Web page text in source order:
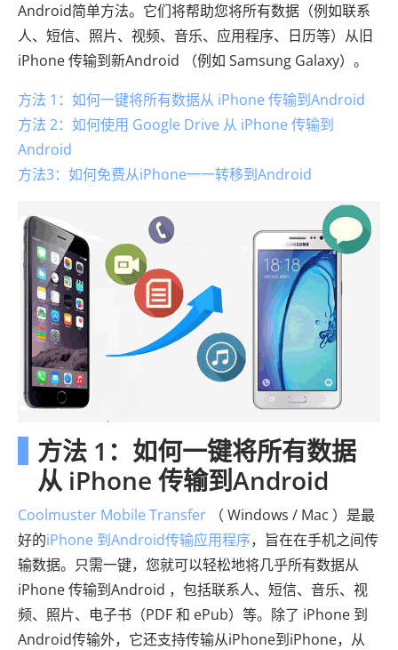
Android简单方法。它们将帮助您将所有数据（例如联系
人、短信、照片、视频、音乐、应用程序、日历等）从旧
iPhone 传输到新Android （例如 Samsung Galaxy）。
方法 1：如何一键将所有数据从 iPhone 传输到Android
方法 2：如何使用 Google Drive 从 iPhone 传输到
Android
方法3：如何免费从iPhone一一转移到Android
方法 1：如何一键将所有数据
从 iPhone 传输到Android
Coolmuster Mobile Transfer （ Windows / Mac ）是最
好的iPhone 到Android传输应用程序，旨在在手机之间传
输数据。只需一键，您就可以轻松地将几乎所有数据从
iPhone 传输到Android ，包括联系人、短信、音乐、视
频、照片、电子书（PDF 和 ePub）等。除了 iPhone 到
Android传输外，它还支持传输从iPhone到iPhone，从